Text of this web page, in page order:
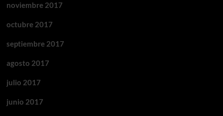
noviembre 2017
octubre 2017
septiembre 2017
agosto 2017
julio 2017
junio 2017